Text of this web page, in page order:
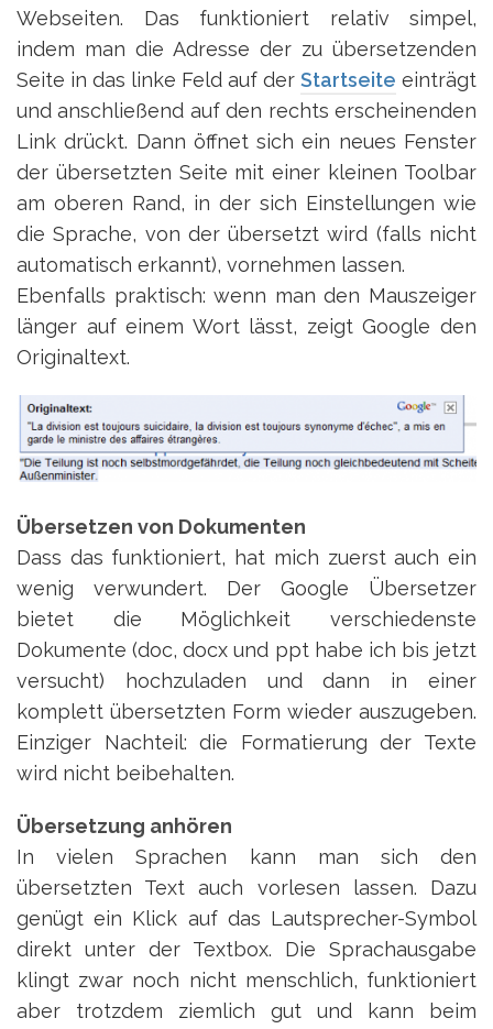
Webseiten. Das funktioniert relativ simpel,
indem man die Adresse der zu übersetzenden
Seite in das linke Feld auf der Startseite einträgt
und anschließend auf den rechts erscheinenden
Link drückt. Dann öffnet sich ein neues Fenster
der übersetzten Seite mit einer kleinen Toolbar
am oberen Rand, in der sich Einstellungen wie
die Sprache, von der übersetzt wird (falls nicht
automatisch erkannt), vornehmen lassen.
Ebenfalls praktisch: wenn man den Mauszeiger
länger auf einem Wort lässt, zeigt Google den
Originaltext.
Übersetzen von Dokumenten
Dass das funktioniert, hat mich zuerst auch ein
wenig verwundert. Der Google Übersetzer
bietet die Möglichkeit verschiedenste
Dokumente (doc, docx und ppt habe ich bis jetzt
versucht) hochzuladen und dann in einer
komplett übersetzten Form wieder auszugeben.
Einziger Nachteil: die Formatierung der Texte
wird nicht beibehalten.
Übersetzung anhören
In vielen Sprachen kann man sich den
übersetzten Text auch vorlesen lassen. Dazu
genügt ein Klick auf das Lautsprecher-Symbol
direkt unter der Textbox. Die Sprachausgabe
klingt zwar noch nicht menschlich, funktioniert
aber trotzdem ziemlich gut und kann beim